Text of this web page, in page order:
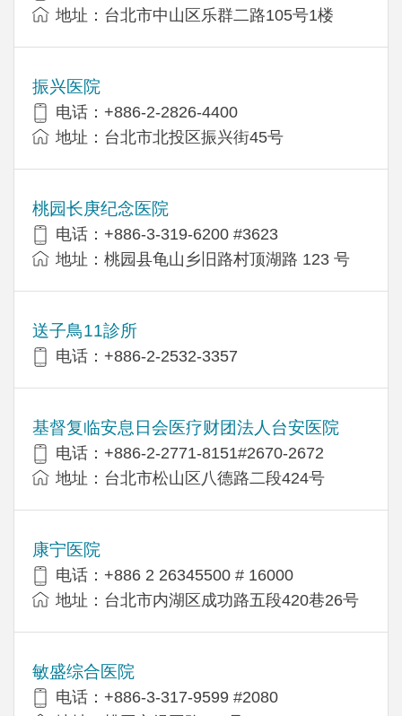
地址：台北市中山区乐群二路105号1楼
振兴医院
电话：+886-2-2826-4400
地址：台北市北投区振兴街45号
桃园长庚纪念医院
电话：+886-3-319-6200 #3623
地址：桃园县龟山乡旧路村顶湖路 123 号
送子鳥11診所
电话：+886-2-2532-3357
基督复临安息日会医疗财团法人台安医院
电话：+886-2-2771-8151#2670-2672
地址：台北市松山区八德路二段424号
康宁医院
电话：+886 2 26345500 # 16000
地址：台北市内湖区成功路五段420巷26号
敏盛综合医院
电话：+886-3-317-9599 #2080